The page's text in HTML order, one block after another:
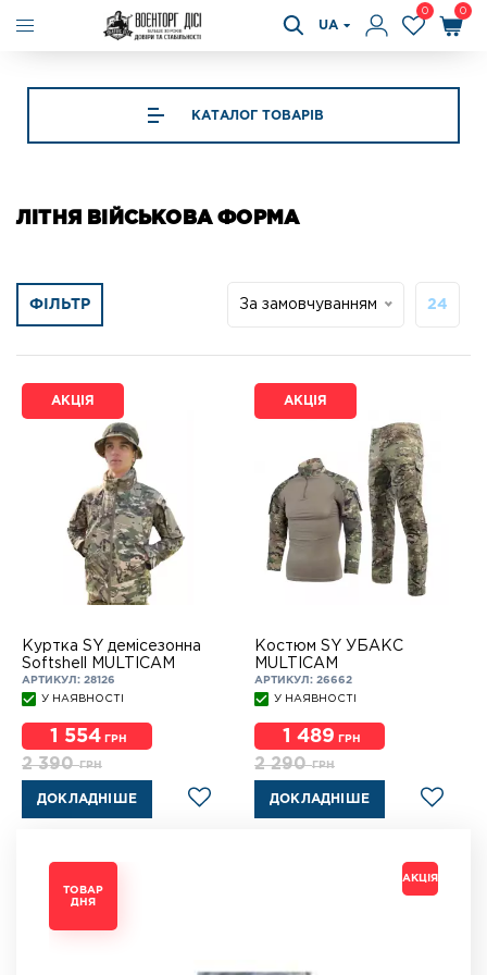
UA
0 0
КАТАЛОГ ТОВАРІВ
ЛІТНЯ ВІЙСЬКОВА ФОРМА
ФІЛЬТР За замовчуванням 24
АКЦІЯ
Куртка SY демісезонна
Softshell MULTICAM
АРТИКУЛ: 28126
У НАЯВНОСТІ
1 554 ГРН
2 390ГРН
ДОКЛАДНІШЕ
АКЦІЯ
Костюм SY УБАКС
MULTICAM
АРТИКУЛ: 26662
У НАЯВНОСТІ
1 489 ГРН
2 290ГРН
ДОКЛАДНІШЕ
ТОВАР
ДНЯ
АКЦІЯ
ТОВАР
ДНЯ
АКЦІЯ
ТОВАР
ДНЯ
АКЦІЯ
ТОВАР
ДНЯ
АКЦІЯ